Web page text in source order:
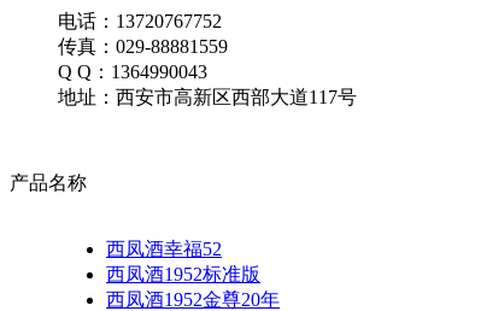
电话：13720767752
传真：029-88881559
Q Q：1364990043
地址：西安市高新区西部大道117号
产品名称
西凤酒幸福52
西凤酒1952标准版
西凤酒1952金尊20年